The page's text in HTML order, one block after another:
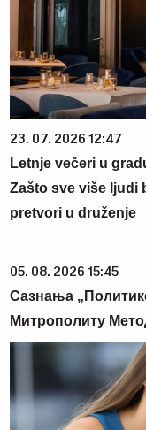
23. 07. 2026 12:47
Letnje večeri u
Zašto sve više ljudi
pretvori u druženje
05. 08. 2026 15:45
Сазнања
Митрополиту